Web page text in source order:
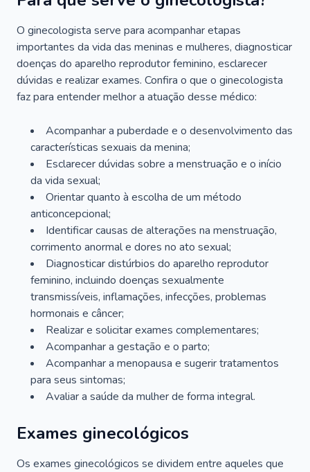
O ginecologista serve para acompanhar etapas
importantes da vida das meninas e mulheres, diagnosticar
doenças do aparelho reprodutor feminino, esclarecer
dúvidas e realizar exames. Confira o que o ginecologista
faz para entender melhor a atuação desse médico:
Acompanhar a puberdade e o desenvolvimento das
características sexuais da menina;
Esclarecer dúvidas sobre a menstruação e o início
da vida sexual;
Orientar quanto à escolha de um método
anticoncepcional;
Identificar causas de alterações na menstruação,
corrimento anormal e dores no ato sexual;
Diagnosticar distúrbios do aparelho reprodutor
feminino, incluindo doenças sexualmente
transmissíveis, inflamações, infecções, problemas
hormonais e câncer;
Realizar e solicitar exames complementares;
Acompanhar a gestação e o parto;
Acompanhar a menopausa e sugerir tratamentos
para seus sintomas;
Avaliar a saúde da mulher de forma integral.
Exames ginecológicos
Os exames ginecológicos se dividem entre aqueles que